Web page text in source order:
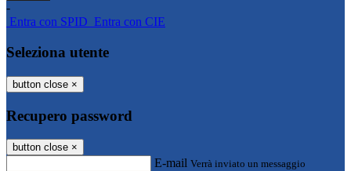
-
Entra con SPID Entra con CIE
Seleziona utente
button close ×
Recupero password
button close ×
E-mail Verrà inviato un messaggio